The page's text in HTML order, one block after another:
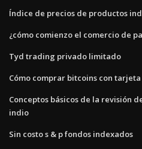
Índice de precios de productos
¿cómo comienzo el comercio de
Tyd trading privado limitado
Cómo comprar bitcoins con
Conceptos básicos de la revisión
indio
Sin costo s & p fondos indexados